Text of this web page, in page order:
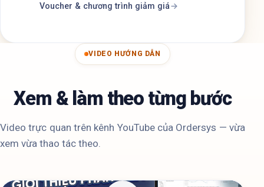
Voucher & chương trình giảm giá
VIDEO HƯỚNG DẪN
Xem & làm theo từng bước
Video trực quan trên kênh YouTube của Ordersys — vừa
xem vừa thao tác theo.